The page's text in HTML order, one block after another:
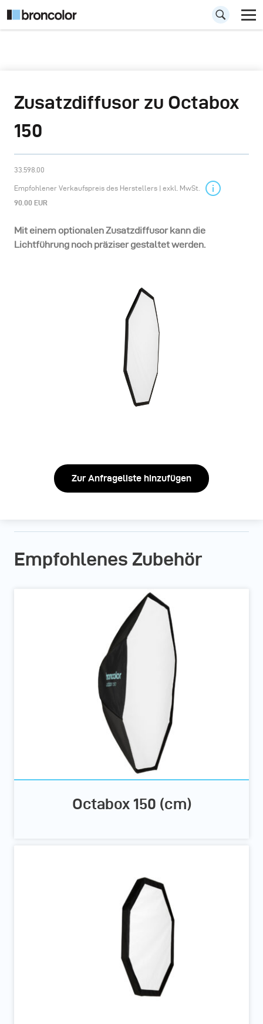
Zusatzdiffusor zu Octabox
150
33.598.00
Empfohlener Verkaufspreis des Herstellers | exkl. MwSt.
90.00 EUR
Mit einem optionalen Zusatzdiffusor kann die
Lichtführung noch präziser gestaltet werden.
Zur Anfrageliste hinzufügen
Empfohlenes Zubehör
Octabox 150 (cm)